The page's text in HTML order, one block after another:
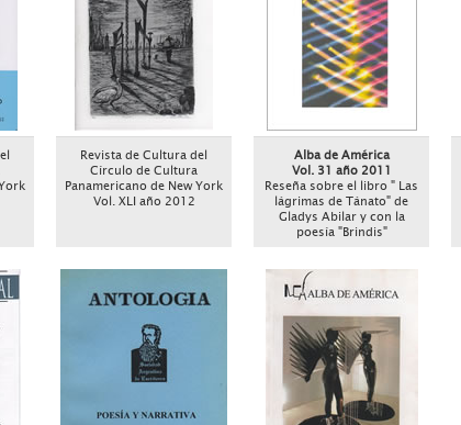
Revista de Cultura del
Círculo de Cultura
Panamericano de New York
Vol. XLI año 2012
Alba de América
Vol. 31 año 2011
Reseña sobre el libro " Las
lágrimas de Tánato" de
Gladys Abilar y con la
poesía "Brindis"